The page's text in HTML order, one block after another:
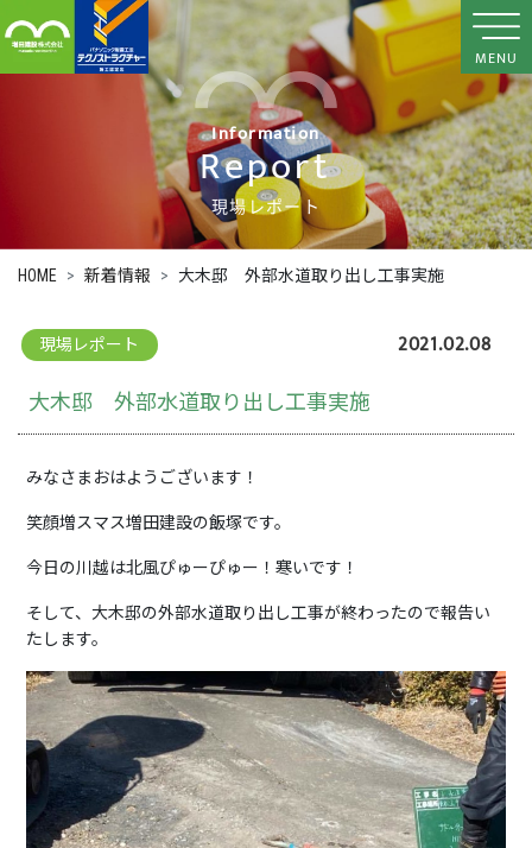
MENU
Information
Report
現場レポート
HOME 新着情報 大木邸 外部水道取り出し工事実施
現場レポート 2021.02.08
大木邸 外部水道取り出し工事実施
みなさまおはようございます！
笑顔増スマス増田建設の飯塚です。
今日の川越は北風ぴゅーぴゅー！寒いです！
そして、大木邸の外部水道取り出し工事が終わったので報告い
たします。